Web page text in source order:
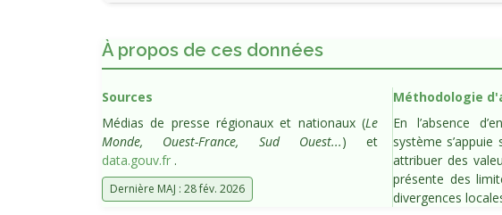
À propos de ces données
Sources
Médias de presse régionaux et nationaux (Le
Monde, Ouest-France, Sud Ouest...) et
data.gouv.fr .
Dernière MAJ : 28 fév. 2026
Méthodologie
En l’absence
système
attribuer des
présente des
divergences